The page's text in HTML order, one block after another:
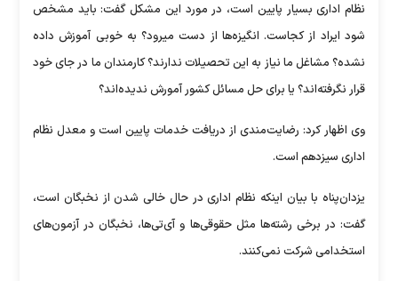
نظام اداری بسیار پایین است، در مورد این مشکل گفت: باید مشخص
شود ایراد از کجاست. انگیزه‌ها از دست میرود؟ به خوبی آموزش داده
نشده؟ مشاغل ما نیاز به این تحصیلات ندارند؟ کارمندان ما در جای خود
قرار نگرفته‌اند؟ یا برای حل مسائل کشور آمورش ندیده‌اند؟
وی اظهار کرد: رضایت‌مندی از دریافت خدمات پایین است و معدل نظام
اداری سیزدهم است.
یزدان‌پناه با بیان اینکه نظام اداری در حال خالی شدن از نخبگان است،
گفت: در برخی رشته‌ها مثل حقوقی‌ها و آی‌تی‌ها، نخبگان در آزمون‌های
استخدامی شرکت نمی‌کنند.